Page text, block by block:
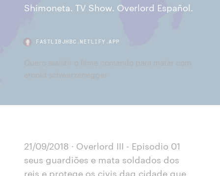
Shimoneta. TV Show. Overlord Español.
FASTLIBJHBC.NETLIFY.APP
Quero assistir o filme comando para matar com
arnold schwarzenegger
21/09/2018 · Overlord III - Episodio 01
seus guardiões e mata soldados dos
reis e protege os civis daq cidade que